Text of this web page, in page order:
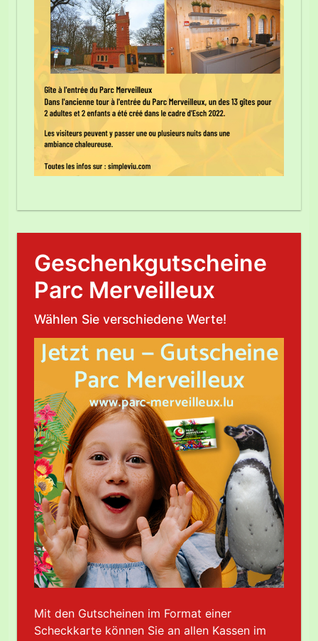
Geschenkgutscheine
Parc Merveilleux
Wählen Sie verschiedene Werte!
Mit den Gutscheinen im Format einer
Scheckkarte können Sie an allen Kassen im